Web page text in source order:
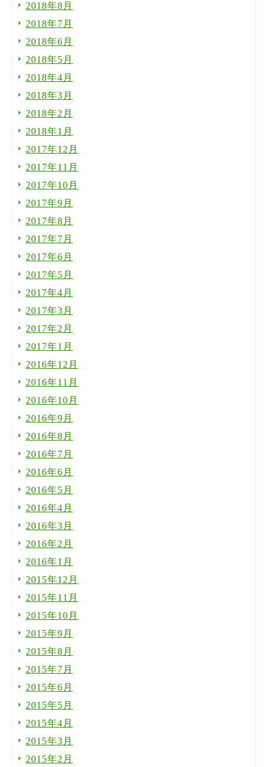
2018年8月
2018年7月
2018年6月
2018年5月
2018年4月
2018年3月
2018年2月
2018年1月
2017年12月
2017年11月
2017年10月
2017年9月
2017年8月
2017年7月
2017年6月
2017年5月
2017年4月
2017年3月
2017年2月
2017年1月
2016年12月
2016年11月
2016年10月
2016年9月
2016年8月
2016年7月
2016年6月
2016年5月
2016年4月
2016年3月
2016年2月
2016年1月
2015年12月
2015年11月
2015年10月
2015年9月
2015年8月
2015年7月
2015年6月
2015年5月
2015年4月
2015年3月
2015年2月